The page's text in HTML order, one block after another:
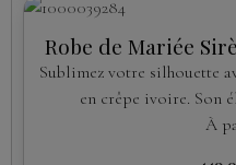
Robe de Mariée
Sublimez votre silhouette
en crêpe ivoire. Son
À